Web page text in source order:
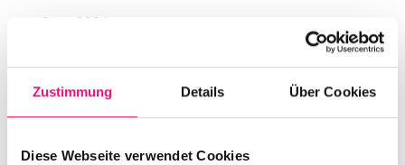
Zustimmung Details Über Cookies
Diese Webseite verwendet Cookies
June 2024
April 2024
March 2024
July 2023